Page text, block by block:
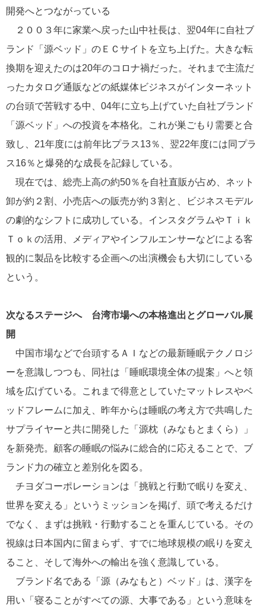
開発へとつながっている
２００３年に家業へ戻った山中社長は、翌04年に自社ブ
ランド「源ベッド」のＥＣサイトを立ち上げた。大きな転
換期を迎えたのは20年のコロナ禍だった。それまで主流だ
ったカタログ通販などの紙媒体ビジネスがインターネット
の台頭で苦戦する中、04年に立ち上げていた自社ブランド
「源ベッド」への投資を本格化。これが巣ごもり需要と合
致し、21年度には前年比プラス13％、翌22年度には同プラ
ス16％と爆発的な成長を記録している。
現在では、総売上高の約50％を自社直販が占め、ネット
卸が約２割、小売店への販売が約３割と、ビジネスモデル
の劇的なシフトに成功している。インスタグラムやＴｉｋ
Ｔｏｋの活用、メディアやインフルエンサーなどによる客
観的に製品を比較する企画への出演機会も大切にしている
という。
次なるステージへ 台湾市場への本格進出とグローバル展
開
中国市場などで台頭するＡＩなどの最新睡眠テクノロジ
ーを意識しつつも、同社は「睡眠環境全体の提案」へと領
域を広げている。これまで得意としていたマットレスやベ
ッドフレームに加え、昨年からは睡眠の考え方で共鳴した
サプライヤーと共に開発した「源枕（みなもとまくら）」
を新発売。顧客の睡眠の悩みに総合的に応えることで、ブ
ランド力の確立と差別化を図る。
チヨダコーポレーションは「挑戦と行動で眠りを変え、
世界を変える」というミッションを掲げ、頭で考えるだけ
でなく、まずは挑戦・行動することを重んじている。その
視線は日本国内に留まらず、すでに地球規模の眠りを変え
ること、そして海外への輸出を強く意識している。
ブランド名である「源（みなもと）ベッド」は、漢字を
用い「寝ることがすべての源、大事である」という意味を